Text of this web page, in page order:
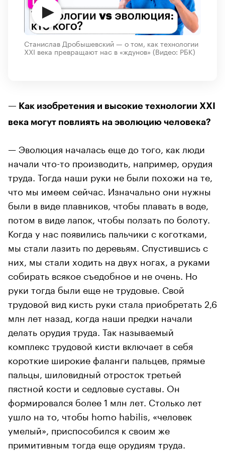
Станислав Дробышевский — о том, как технологии
XXI века превращают нас в «ждунов» (Видео: РБК)
— Как изобретения и высокие технологии XXI
века могут повлиять на эволюцию человека?
— Эволюция началась еще до того, как люди
начали что-то производить, например, орудия
труда. Тогда наши руки не были похожи на те,
что мы имеем сейчас. Изначально они нужны
были в виде плавников, чтобы плавать в воде,
потом в виде лапок, чтобы ползать по болоту.
Когда у нас появились пальчики с коготками,
мы стали лазить по деревьям. Спустившись с
них, мы стали ходить на двух ногах, а руками
собирать всякое съедобное и не очень. Но
руки тогда были еще не трудовые. Свой
трудовой вид кисть руки стала приобретать 2,6
млн лет назад, когда наши предки начали
делать орудия труда. Так называемый
комплекс трудовой кисти включает в себя
короткие широкие фаланги пальцев, прямые
пальцы, шиловидный отросток третьей
пястной кости и седловые суставы. Он
формировался более 1 млн лет. Столько лет
ушло на то, чтобы homo habilis, «человек
умелый», приспособился к своим же
примитивным тогда еще орудиям труда.